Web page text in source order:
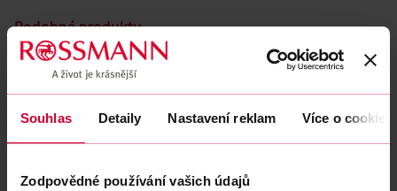
Souhlas Detaily Nastavení reklam Více o cookies
Zodpovědné používání vašich údajů
Podobné produkty